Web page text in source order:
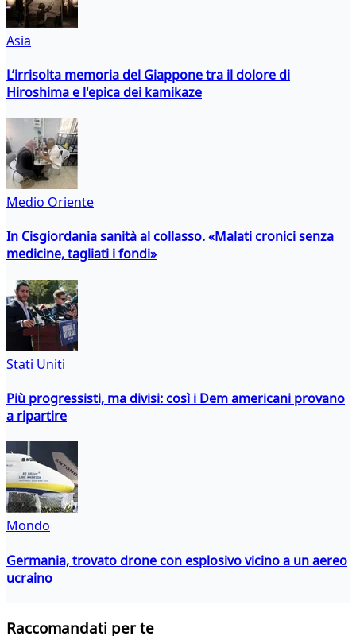
Asia
L’irrisolta memoria del Giappone tra il dolore di
Hiroshima e l'epica dei kamikaze
Medio Oriente
In Cisgiordania sanità al collasso. «Malati cronici senza
medicine, tagliati i fondi»
Stati Uniti
Più progressisti, ma divisi: così i Dem americani provano
a ripartire
Mondo
Germania, trovato drone con esplosivo vicino a un aereo
ucraino
Raccomandati per te